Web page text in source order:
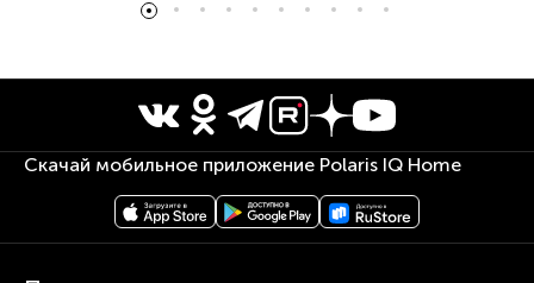
Скачай мобильное приложение Polaris IQ Home